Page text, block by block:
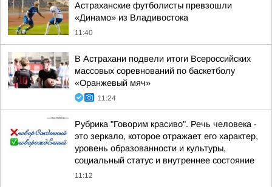
Астраханские футболисты превзошли
«Динамо» из Владивостока
11:40
В Астрахани подвели итоги Всероссийских
массовых соревнований по баскетболу
«Оранжевый мяч»
11:24
Рубрика "Говорим красиво". Речь человека -
это зеркало, которое отражает его характер,
уровень образованности и культуры,
социальный статус и внутреннее состояние
11:12